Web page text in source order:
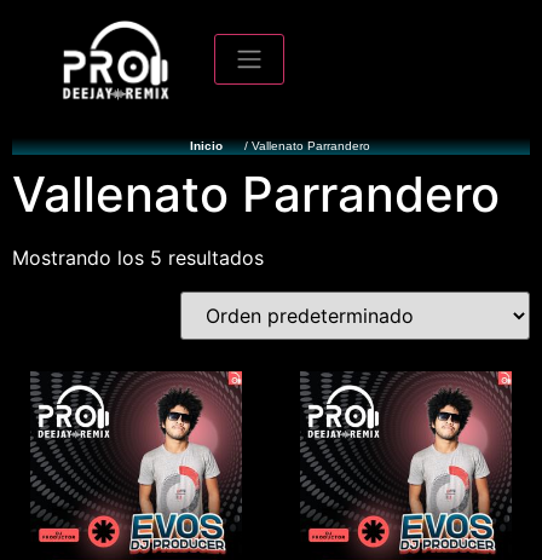
Inicio / Vallenato Parrandero
Vallenato Parrandero
Mostrando los 5 resultados